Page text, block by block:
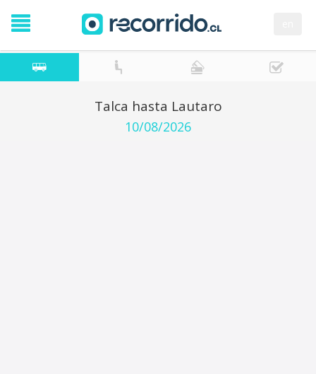
Talca hasta Lautaro
10/08/2026